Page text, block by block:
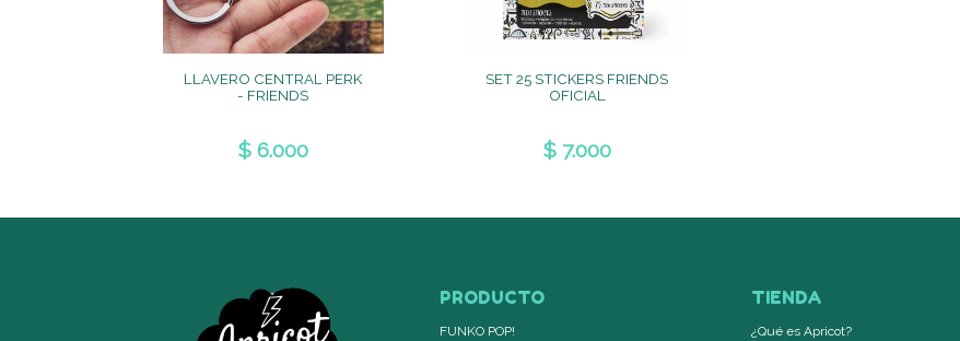
LLAVERO CENTRAL PERK
- FRIENDS
$ 6.000
SET 25 STICKERS FRIENDS
OFICIAL
$ 7.000
PRODUCTO
FUNKO POP!
TIENDA
¿Qué es Apricot?